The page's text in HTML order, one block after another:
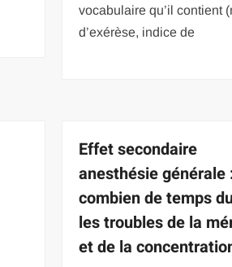
vocabulaire qu’il contient
d’exérèse, indice de
Effet secondaire
anesthésie générale
combien de temps
les troubles de la
et de la